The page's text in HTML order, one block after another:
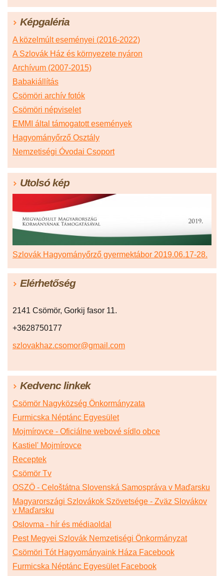
Képgaléria
A közelmúlt eseményei (2016-2022)
A Szlovák Ház és környezete nyáron
Archívum (2007-2015)
Babakiállítás
Csömöri archív fotók
Csömöri népviselet
EMMI által támogatott események
Hagyományőrző Osztály
Nemzetiségi Óvodai Csoport
Utolsó kép
Szlovák Hagyományőrző gyermektábor 2019.06.17-28.
Elérhetőség
2141 Csömör, Gorkij fasor 11.
+3628750177
szlovakhaz.csomor@gmail.com
Kedvenc linkek
Csömör Nagyközség Önkormányzata
Furmicska Néptánc Egyesület
Mojmírovce - Oficiálne webové sídlo obce
Kastiel' Mojmírovce
Receptek
Csömör Tv
OSZÖ - Celoštátna Slovenská Samospráva v Maďarsku
Magyarországi Szlovákok Szövetsége - Zväz Slovákov
v Maďarsku
Oslovma - hír és médiaoldal
Pest Megyei Szlovák Nemzetiségi Önkormányzat
Csömöri Tót Hagyományaink Háza Facebook
Furmicska Néptánc Egyesület Facebook